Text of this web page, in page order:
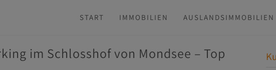
START IMMOBILIEN AUSLANDSIMMOBILIEN
im Schlosshof von Mondsee – Top